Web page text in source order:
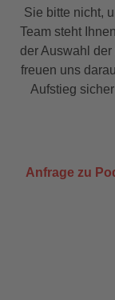
Sie bitte nicht,
Team steht
der Auswahl
freuen uns
Aufstieg
Anfrage zu